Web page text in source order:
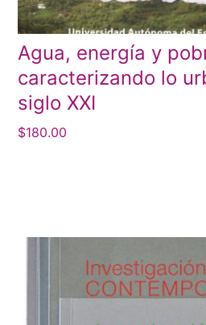
Agua, energía y
caracterizando lo
siglo XXI
$180.00